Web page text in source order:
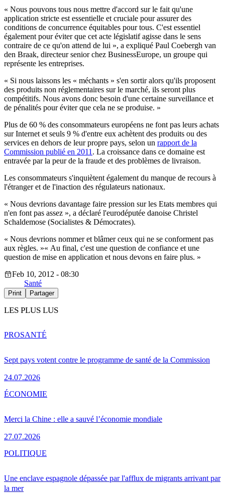
« Nous pouvons tous nous mettre d'accord sur le fait qu'une
application stricte est essentielle et cruciale pour assurer des
conditions de concurrence équitables pour tous. C'est essentiel
également pour éviter que cet acte législatif agisse dans le sens
contraire de ce qu'on attend de lui », a expliqué Paul Coebergh van
den Braak, directeur senior chez BusinessEurope, un groupe qui
représente les entreprises.
« Si nous laissons les « méchants » s'en sortir alors qu'ils proposent
des produits non réglementaires sur le marché, ils seront plus
compétitifs. Nous avons donc besoin d'une certaine surveillance et
de pénalités pour éviter que cela ne se produise. »
Plus de 60 % des consommateurs européens ne font pas leurs achats
sur Internet et seuls 9 % d'entre eux achètent des produits ou des
services en dehors de leur propre pays, selon un rapport de la
Commission publié en 2011 . La croissance dans ce domaine est
entravée par la peur de la fraude et des problèmes de livraison.
Les consommateurs s'inquiètent également du manque de recours à
l'étranger et de l'inaction des régulateurs nationaux.
« Nous devrions davantage faire pression sur les Etats membres qui
n'en font pas assez », a déclaré l'eurodéputée danoise Christel
Schaldemose (Socialistes & Démocrates).
« Nous devrions nommer et blâmer ceux qui ne se conforment pas
aux règles. »« Au final, c'est une question de confiance et une
question de mise en application et nous devons en faire plus. »
Feb 10, 2012 - 08:30
Santé
Print Partager
LES PLUS LUS
Sept pays votent contre le programme de santé de la Commission
24.07.2026
PROSANTÉ
Merci la Chine : elle a sauvé l’économie mondiale
27.07.2026
ÉCONOMIE
Une enclave espagnole dépassée par l'afflux de migrants arrivant par
la mer
POLITIQUE